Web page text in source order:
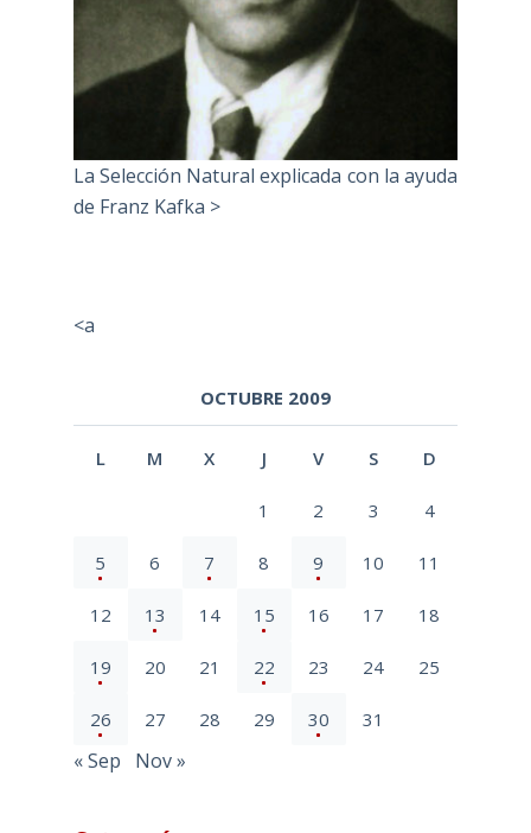
La Selección Natural explicada con la ayuda
de Franz Kafka >
<a
OCTUBRE 2009
L M X J V S D
1 2 3 4
5 6 7 8 9 10 11
12 13 14 15 16 17 18
19 20 21 22 23 24 25
26 27 28 29 30 31
« Sep Nov »